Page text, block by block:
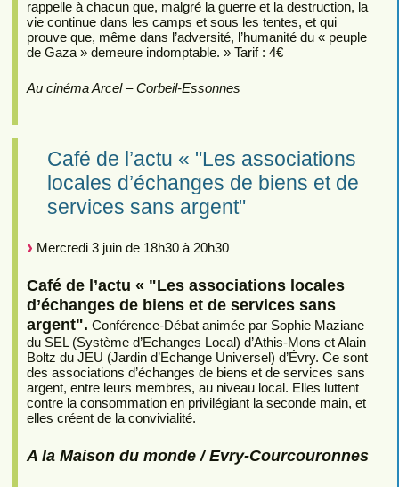
rappelle à chacun que, malgré la guerre et la destruction, la
vie continue dans les camps et sous les tentes, et qui
prouve que, même dans l’adversité, l’humanité du « peuple
de Gaza » demeure indomptable. » Tarif : 4€
Au cinéma Arcel – Corbeil-Essonnes
Café de l’actu « "Les associations
locales d’échanges de biens et de
services sans argent"
Mercredi 3 juin de 18h30 à 20h30
Café de l’actu « "Les associations locales
d’échanges de biens et de services sans
argent". Conférence-Débat animée par Sophie Maziane
du SEL (Système d’Echanges Local) d’Athis-Mons et Alain
Boltz du JEU (Jardin d’Echange Universel) d’Évry. Ce sont
des associations d’échanges de biens et de services sans
argent, entre leurs membres, au niveau local. Elles luttent
contre la consommation en privilégiant la seconde main, et
elles créent de la convivialité.
A la Maison du monde / Evry-Courcouronnes